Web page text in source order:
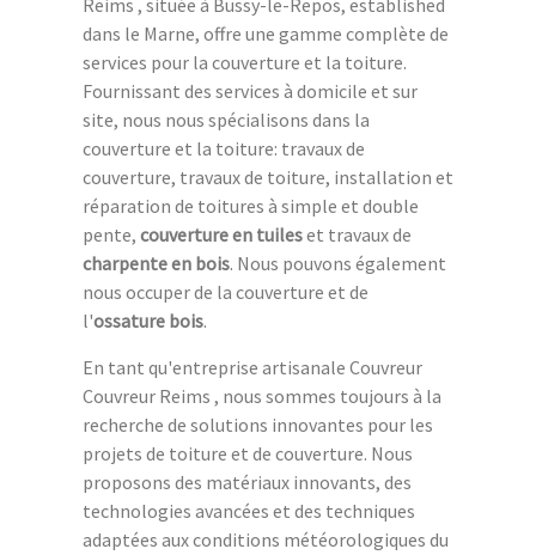
Reims , située à Bussy-le-Repos, established
dans le Marne, offre une gamme complète de
services pour la couverture et la toiture.
Fournissant des services à domicile et sur
site, nous nous spécialisons dans la
couverture et la toiture: travaux de
couverture, travaux de toiture, installation et
réparation de toitures à simple et double
pente, couverture en tuileset travaux de
charpente en bois. Nous pouvons également
nous occuper de la couverture et de
l'ossature bois.
En tant qu'entreprise artisanale Couvreur
Couvreur Reims , nous sommes toujours à la
recherche de solutions innovantes pour les
projets de toiture et de couverture. Nous
proposons des matériaux innovants, des
technologies avancées et des techniques
adaptées aux conditions météorologiques du